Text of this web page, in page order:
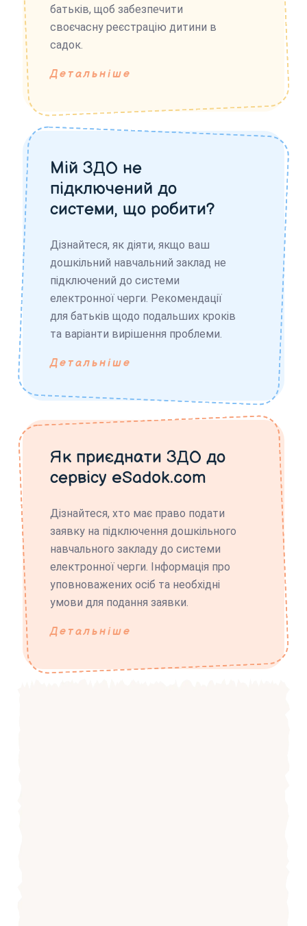
батьків, щоб забезпечити
своєчасну реєстрацію дитини в
садок.
Детальніше
Мій ЗДО не
підключений до
системи, що робити?
Дізнайтеся, як діяти, якщо ваш
дошкільний навчальний заклад не
підключений до системи
електронної черги. Рекомендації
для батьків щодо подальших кроків
та варіанти вирішення проблеми.
Детальніше
Як приєднати ЗДО до
сервісу eSadok.com
Дізнайтеся, хто має право подати
заявку на підключення дошкільного
навчального закладу до системи
електронної черги. Інформація про
уповноважених осіб та необхідні
умови для подання заявки.
Детальніше